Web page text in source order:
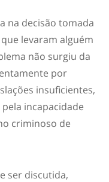
na decisão tomada
levaram alguém
não surgiu da
por
insuficientes,
incapacidade
criminoso de
ser discutida,